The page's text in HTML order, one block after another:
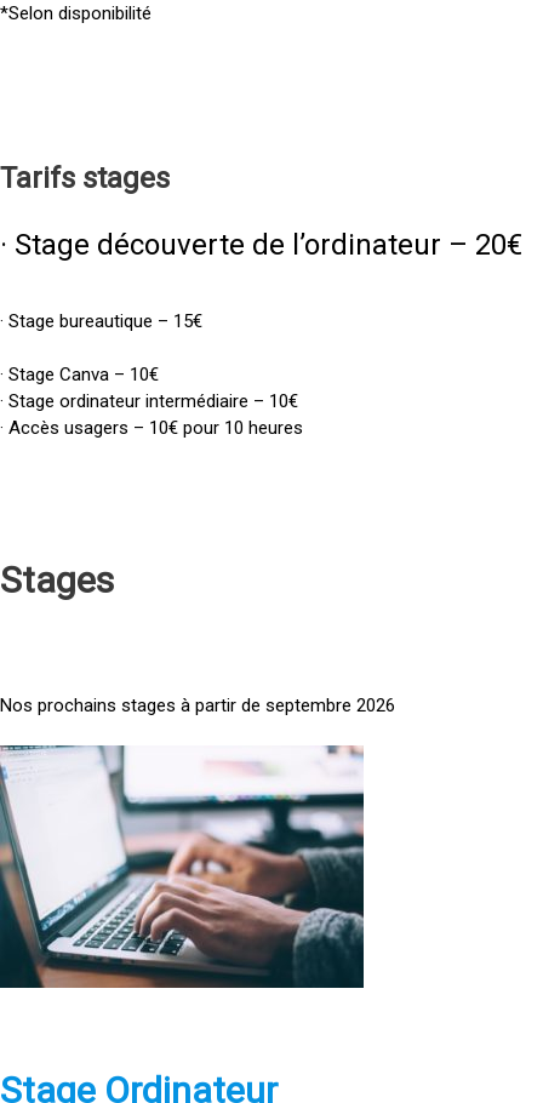
*Selon disponibilité
Tarifs stages
· Stage découverte de l’ordinateur – 20€
· Stage bureautique – 15€
· Stage Canva – 10€
· Stage ordinateur intermédiaire – 10€
· Accès usagers – 10€ pour 10 heures
Stages
Nos prochains stages à partir de septembre 2026
<
a
h
e
f
pStage Ordinateur